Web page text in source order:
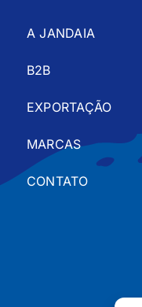
A JANDAIA
B2B
EXPORTAÇÃO
MARCAS
CONTATO